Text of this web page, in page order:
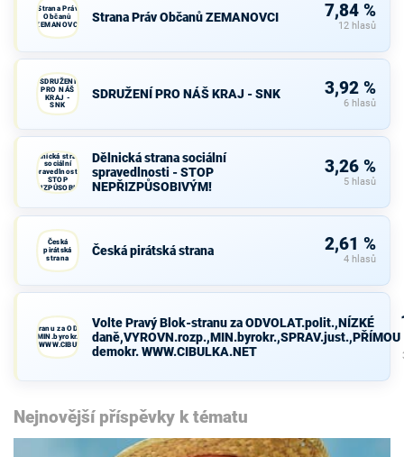
Strana Práv
Občanů
ZEMANOVCI
Strana Práv Občanů ZEMANOVCI 7,84 %
12 hlasů
SDRUŽENÍ
PRO NÁŠ
KRAJ -
SNK
SDRUŽENÍ PRO NÁŠ KRAJ - SNK 3,92 %
6 hlasů
Dělnická strana
sociální
spravedlnosti -
STOP
NEPŘIZPŮSOBIVÝM!
Dělnická strana sociální
spravedlnosti - STOP
NEPŘIZPŮSOBIVÝM!
3,26 %
5 hlasů
Česká
pirátská
strana
Česká pirátská strana 2,61 %
4 hlasů
Blok-stranu za ODVOLAT.polit.,NÍZKÉ
demokr. WWW.CIBULKA.NET
Volte Pravý Blok-stranu za ODVOLAT.polit.,NÍZKÉ
daně,VYROVN.rozp.,MIN.byrokr.,SPRAV.just.,PŘÍMOU
demokr. WWW.CIBULKA.NET
Nejnovější příspěvky k tématu